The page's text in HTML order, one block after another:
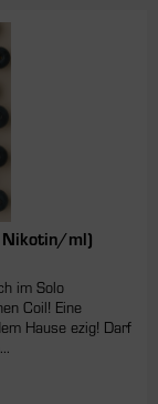
Nikotin/ml)
im Solo
Coil! Eine
Hause ezig! Darf